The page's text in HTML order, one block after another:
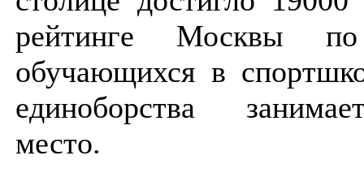
рейтинге Москвы по
обучающихся в
единоборства
место.